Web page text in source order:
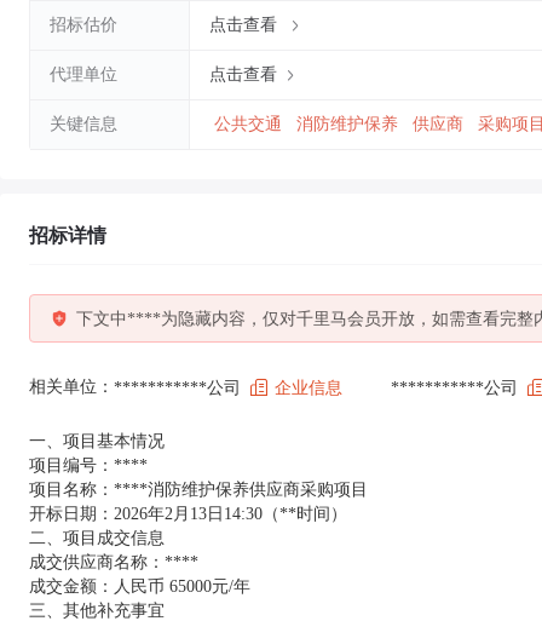
招标估价 点击查看
代理单位 点击查看
关键信息 公共交通 消防维护保养 供应商 采购项
招标详情
下文中****为隐藏内容，仅对千里马会员开放，如需查看完整
相关单位： ***********公司 企业信息 ***********公司
一、项目基本情况
项目编号：****
项目名称：****消防维护保养供应商采购项目
开标日期：2026年2月13日14:30（**时间）
二、项目成交信息
成交供应商名称：****
成交金额：人民币 65000元/年
三、其他补充事宜